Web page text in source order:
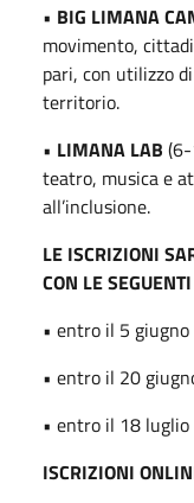
• BIG LIMANA
movimento,
pari, con utilizzo
territorio.
• LIMANA LAB
teatro, musica e
all’inclusione.
LE ISCRIZIONI
CON LE
• entro il 5
• entro il 20
• entro il 18 luglio
ISCRIZIONI